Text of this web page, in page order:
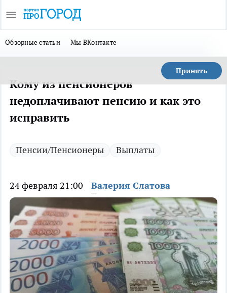
Обзорные статьи Мы ВКонтакте
Принять
Кому из пенсионеров
недоплачивают пенсию и как это
исправить
Пенсии/Пенсионеры Выплаты
24 февраля 21:00 Валерия Слатова